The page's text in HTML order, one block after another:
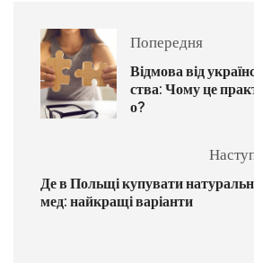
Попередня
Відмова від
ства: Чому це
о?
Де в Польщі купувати
мед: найкращі варіанти